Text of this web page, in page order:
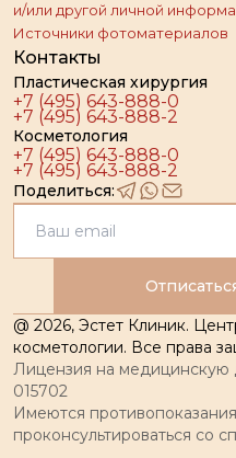
и/или другой личной
Источники фотоматериалов
Контакты
Пластическая хирургия
+7 (495) 643-888-0
+7 (495) 643-888-2
Косметология
+7 (495) 643-888-0
+7 (495) 643-888-2
Поделиться:
@ 2026, Эстет Клиник.
косметологии. Все права
Лицензия на
015702
Имеются
проконсультироваться со